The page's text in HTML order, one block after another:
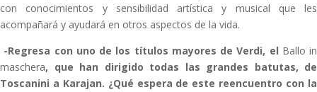
con conocimientos y sensibilidad artística y musical que les
acompañará y ayudará en otros aspectos de la vida.
-Regresa con uno de los títulos mayores de Verdi, el Ballo in
maschera, que han dirigido todas las grandes batutas, de
Toscanini a Karajan. ¿Qué espera de este reencuentro con la